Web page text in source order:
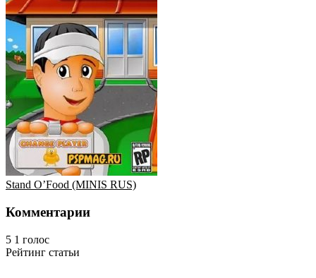
Stand O’Food (MINIS RUS)
Комментарии
5 1 голос
Рейтинг статьи